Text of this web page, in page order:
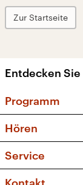
Zur Startseite
Entdecken
Programm
Musikliste
Kakadu
Hören
Service
FAQ